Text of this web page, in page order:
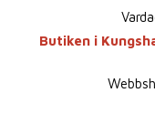
Butiken i